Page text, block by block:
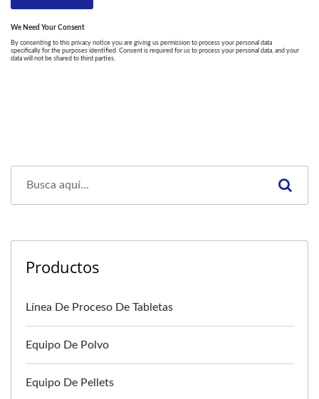
Productos
Línea De Proceso De Tabletas
Equipo De Polvo
Equipo De Pellets